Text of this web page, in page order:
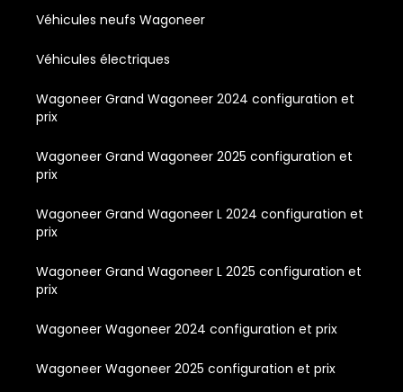
Véhicules neufs Wagoneer
Véhicules électriques
Wagoneer Grand Wagoneer 2024 configuration et
prix
Wagoneer Grand Wagoneer 2025 configuration et
prix
Wagoneer Grand Wagoneer L 2024 configuration et
prix
Wagoneer Grand Wagoneer L 2025 configuration et
prix
Wagoneer Wagoneer 2024 configuration et prix
Wagoneer Wagoneer 2025 configuration et prix